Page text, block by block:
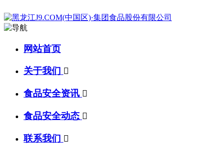
网站首页
关于我们 
食品安全资讯 
食品安全动态 
联系我们 